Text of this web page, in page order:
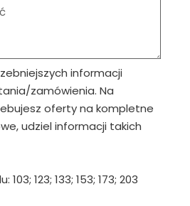
informacji
zamówienia. Na
oferty na kompletne
udziel informacji takich
123; 133; 153; 173; 203